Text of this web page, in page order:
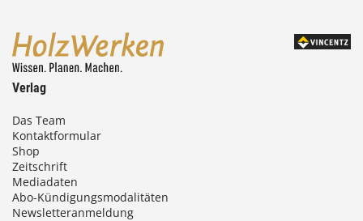
0
Verlag
Das Team
Kontaktformular
Shop
Zeitschrift
Mediadaten
Abo-Kündigungsmodalitäten
Newsletteranmeldung